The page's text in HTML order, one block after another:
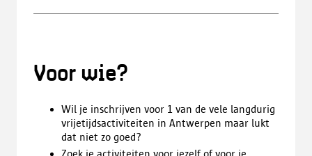
Voor wie?
Wil je inschrijven voor 1 van de vele langdurig
vrijetijdsactiviteiten in Antwerpen maar lukt
dat niet zo goed?
Zoek je activiteiten voor jezelf of voor je